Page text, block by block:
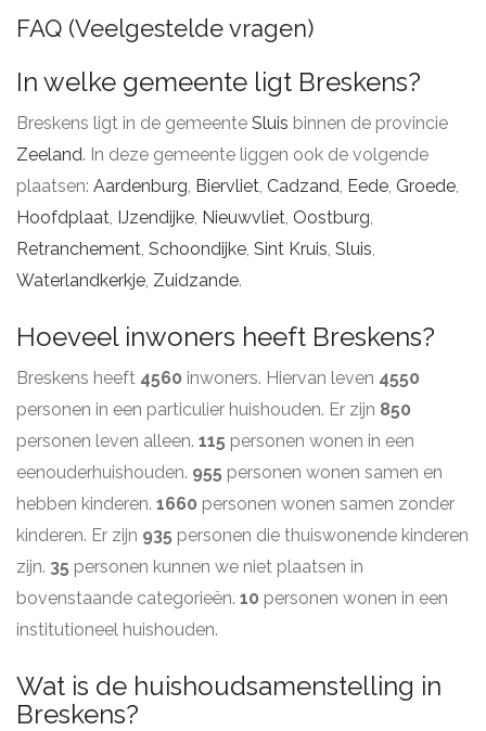
FAQ (Veelgestelde vragen)
In welke gemeente ligt Breskens?
Breskens ligt in de gemeente Sluis binnen de provincie
Zeeland. In deze gemeente liggen ook de volgende
plaatsen: Aardenburg, Biervliet, Cadzand, Eede, Groede,
Hoofdplaat, IJzendijke, Nieuwvliet, Oostburg,
Retranchement, Schoondijke, Sint Kruis, Sluis,
Waterlandkerkje, Zuidzande.
Hoeveel inwoners heeft Breskens?
Breskens heeft 4560 inwoners. Hiervan leven 4550
personen in een particulier huishouden. Er zijn 850
personen leven alleen. 115 personen wonen in een
eenouderhuishouden. 955 personen wonen samen en
hebben kinderen. 1660 personen wonen samen zonder
kinderen. Er zijn 935 personen die thuiswonende kinderen
zijn. 35 personen kunnen we niet plaatsen in
bovenstaande categorieën. 10 personen wonen in een
institutioneel huishouden.
Wat is de huishoudsamenstelling in
Breskens?